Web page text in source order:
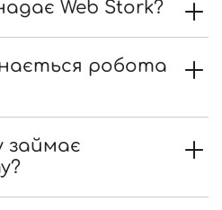
Web Stork?
робота
займає